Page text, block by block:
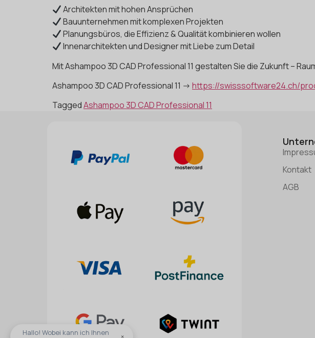
Architekten mit hohen Ansprüchen
Bauunternehmen mit komplexen Projekten
Planungsbüros, die Effizienz & Qualität kombinieren wollen
Innenarchitekten und Designer mit Liebe zum Detail
Mit Ashampoo 3D CAD Professional 11 gestalten Sie die Zukunft –
Ashampoo 3D CAD Professional 11 -> https://swisssoftware24.ch/
TaggedAshampoo 3D CAD Professional 11
Kontakt
AGB
Hallo! Wobei kann ich Ihnen